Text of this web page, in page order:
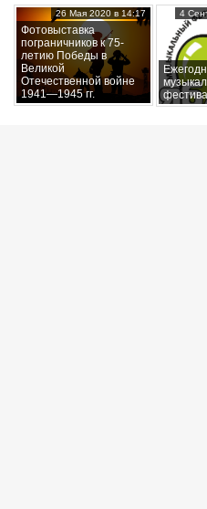
Фотовыставка
пограничников к 75-
летию Победы в
Великой
Отечественной войне
1941—1945 гг.
26 Мая 2020 в 14:17 4